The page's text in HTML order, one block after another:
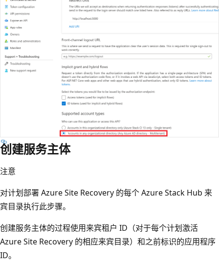
创建服务主体
注意
对计划部署 Azure Site Recovery 的每个 Azure Stack Hub 来
宾目录执行此步骤。
创建服务主体的过程使用来宾租户 ID（对于每个计划激活
Azure Site Recovery 的相应来宾目录）和之前标识的应用程序
ID。